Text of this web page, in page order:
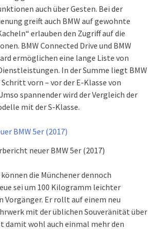
auch über Gesten. Bei der
greift auch BMW auf gewohnte
erlauben den Zugriff auf die
BMW Connected Drive und BMW
ermöglichen eine lange Liste von
In der Summe liegt BMW
vorn – vor der E-Klasse von
spannender wird der Vergleich der
mit der S-Klasse.
neuer BMW 5er (2017)
die Münchener dennoch
sei um 100 Kilogramm leichter
Vorgänger. Er rollt auf einem neu
mit der üblichen Souveränität über
damit wohl auch einmal mehr den